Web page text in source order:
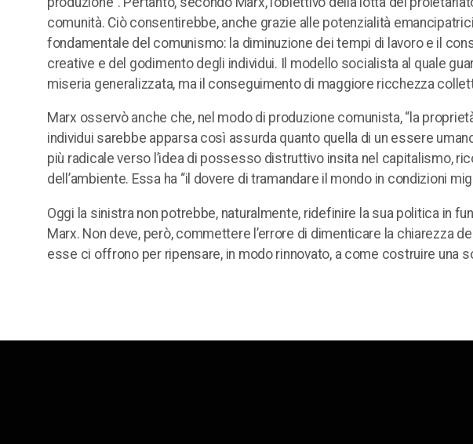
comunità. Ciò consentirebbe, anche grazie alle potenzialità
fondamentale del comunismo: la diminuzione dei tempi di lavoro e il
creative e del godimento degli individui. Il modello socialista al quale
miseria generalizzata, ma il conseguimento di maggiore ricchezza
Marx osservò anche che, nel modo di produzione comunista, “la
individui sarebbe apparsa così assurda quanto quella di un essere
più radicale verso l’idea di possesso distruttivo insita nel capitalismo,
dell’ambiente. Essa ha “il dovere di tramandare il mondo in condizioni
Oggi la sinistra non potrebbe, naturalmente, ridefinire la sua politica in
Marx. Non deve, però, commettere l’errore di dimenticare la chiarezza
esse ci offrono per ripensare, in modo rinnovato, a come costruire una